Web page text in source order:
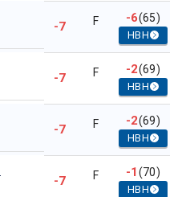
-7 F -6(65)
HBH
-7 F -2(69)
HBH
-7 F -2(69)
HBH
-7 F -1(70)
HBH